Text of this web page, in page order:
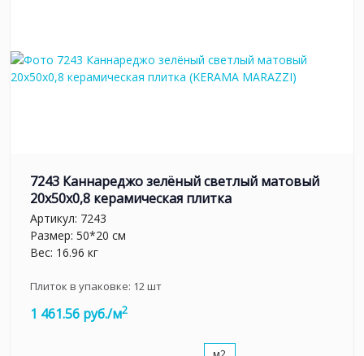
7243 Каннареджо зелёный светлый матовый
20x50x0,8 керамическая плитка
Артикул: 7243
Размер: 50*20 см
Вес: 16.96 кг
Плиток в упаковке: 12шт
1 461.56 руб./м2